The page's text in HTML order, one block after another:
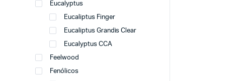
Eucalyptus
Eucaliptus Finger
Eucaliptus Grandis Clear
Eucalyptus CCA
Feelwood
Fenólicos